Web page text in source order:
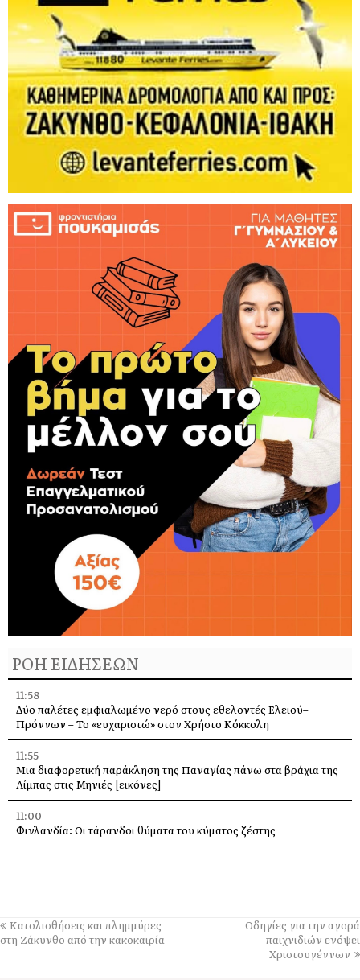
ΡΟΗ ΕΙΔΗΣΕΩΝ
11:58
Δύο παλέτες εμφιαλωμένο νερό στους εθελοντές Ελειού–
Πρόννων – Το «ευχαριστώ» στον Χρήστο Κόκκολη
11:55
Μια διαφορετική παράκληση της Παναγίας πάνω στα βράχια της
Λίμπας στις Μηνιές [εικόνες]
11:00
Φινλανδία: Οι τάρανδοι θύματα του κύματος ζέστης
10:00
Ιερά Παράκληση την Τρίτη στην Υπεραγία Θεοτόκο από τη Μονή
Άτρου
Κατολισθήσεις και πλημμύρες
στη Ζάκυνθο από την κακοκαιρία
Οδηγίες για την αγορά
παιχνιδιών ενόψει
Χριστουγέννων